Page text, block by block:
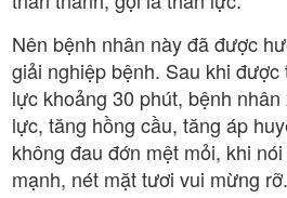
Nên bệnh nhân này đã được
giải nghiệp bệnh. Sau khi
lực khoảng 30 phút, bệnh
lực, tăng hồng cầu, tăng áp
không đau đớn mệt mỏi, khi
mạnh, nét mặt tươi vui mừng rỡ.